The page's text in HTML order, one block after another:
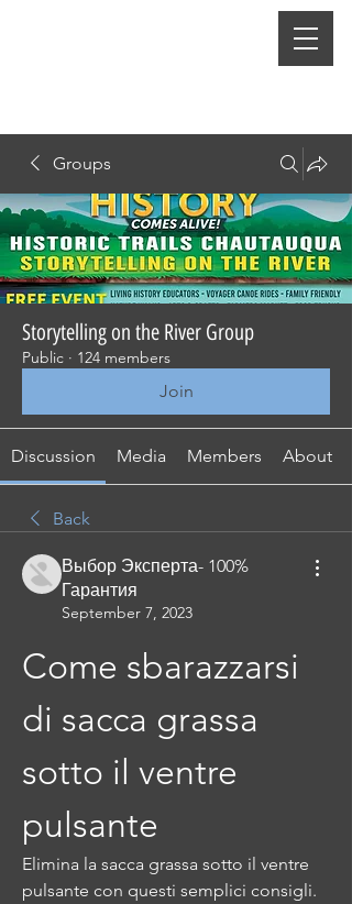
Groups
Storytelling on the River Group
Public · 124 members
Join
Discussion Media Members About
Back
Выбор Эксперта- 100%
Гарантия
September 7, 2023
Come sbarazzarsi
di sacca grassa
sotto il ventre
pulsante
Elimina la sacca grassa sotto il ventre
pulsante con questi semplici consigli.